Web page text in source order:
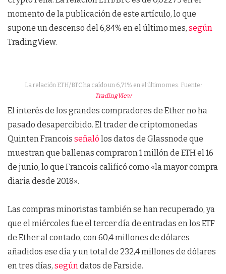
momento de la publicación de este artículo, lo que
supone un descenso del 6,84% en el último mes, según
TradingView.
La relación ETH/BTC ha caído un 6,71% en el último mes. Fuente:
TradingView
El interés de los grandes compradores de Ether no ha
pasado desapercibido. El trader de criptomonedas
Quinten Francois señaló los datos de Glassnode que
muestran que ballenas compraron 1 millón de ETH el 16
de junio, lo que Francois calificó como «la mayor compra
diaria desde 2018».
Las compras minoristas también se han recuperado, ya
que el miércoles fue el tercer día de entradas en los ETF
de Ether al contado, con 60,4 millones de dólares
añadidos ese día y un total de 232,4 millones de dólares
en tres días, segúndatos de Farside.